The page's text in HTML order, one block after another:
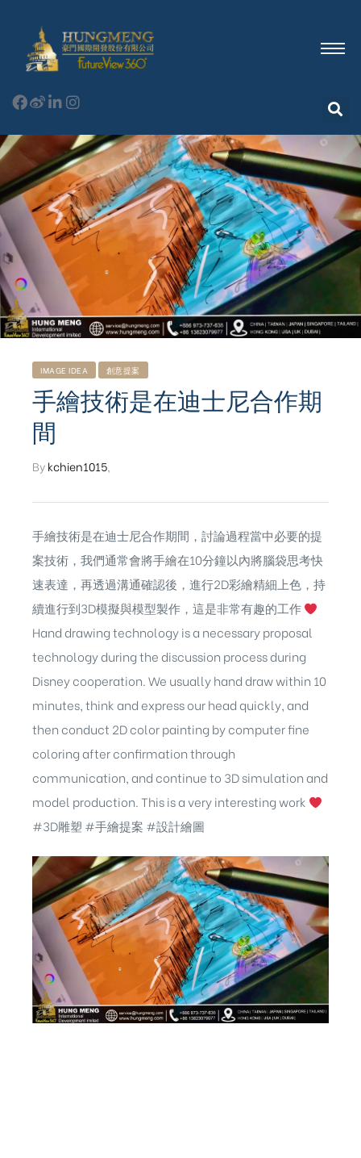
IMAGE IDEA 創意提案
手繪技術是在迪士尼合作期
間
Bykchien1015
手繪技術是在迪士尼合作期間，討論過程當中必要的提
案技術，我們通常會將手繪在10分鐘以內將腦袋思考快
速表達，再透過溝通確認後，進行2D彩繪精細上色，持
續進行到3D模擬與模型製作，這是非常有趣的工作
Hand drawing technology is a necessary proposal
technology during the discussion process during
Disney cooperation. We usually hand draw within 10
minutes, think and express our head quickly, and
then conduct 2D color painting by computer fine
coloring after confirmation through
communication, and continue to 3D simulation and
model production. This is a very interesting work
#3D雕塑 #手繪提案 #設計繪圖
含日本